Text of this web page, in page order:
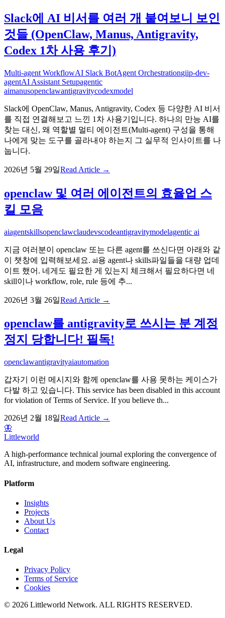
Slack에 AI 비서를 여러 개 붙여보니 보인
것들 (OpenClaw, Manus, Antigravity,
Codex 1차 사용 후기)
Multi-agent WorkflowAI Slack BotAgent Orchestrationgiip-dev-
agentAI Assistant Setupagentic
aimanusopenclawantigravitycodexmodel
Slack에 OpenClaw, Manus, Antigravity, Codex 등 다양한 AI 비서
를 직접 연결해보고 느낀 1차 사용기입니다. 하나의 만능 AI를
찾는 대신, 왜 역할별 멀티 에이전트(Multi-agent) 구성을 통해
나에게 맞는 도구를 골라내야 하는지 그 실무적 인사이트를 나
눕니다.
2026년 5월 29일Read Article →
openclaw 및 여러 에이전트의 효율업 스
킬 모음
aiagentskillsopenclawclaudevscodeantigravitymodelagentic ai
지금 여러분이 openclaw 또는 다른 agent를 쓰신다면 아래와 같
이 챗창에 입력해보세요. ai용 agent나 skills파일들을 대량 업데
이트 했어. 네게도 필요한 게 있는지 체크해서 필요하다면 네
skill이나 workflow, role, rule 등에 추...
2026년 3월 26일Read Article →
openclaw를 antigravity로 쓰시는 분 계정
정지 당합니다! 필독!
openclawantigravityaiautomation
갑자기 이런 메시지와 함께 openclaw를 사용 못하는 케이스가
다발 하고 있습니다. This service has been disabled in this account
for violation of Terms of Service. If you believe th...
2026년 2월 18일Read Article →
🦋
Littleworld
A high-performance technical journal exploring the convergence of
AI, infrastructure, and modern software engineering.
Platform
Insights
Projects
About Us
Contact
Legal
Privacy Policy
Terms of Service
Cookies
© 2026 Littleworld Network. ALL RIGHTS RESERVED.